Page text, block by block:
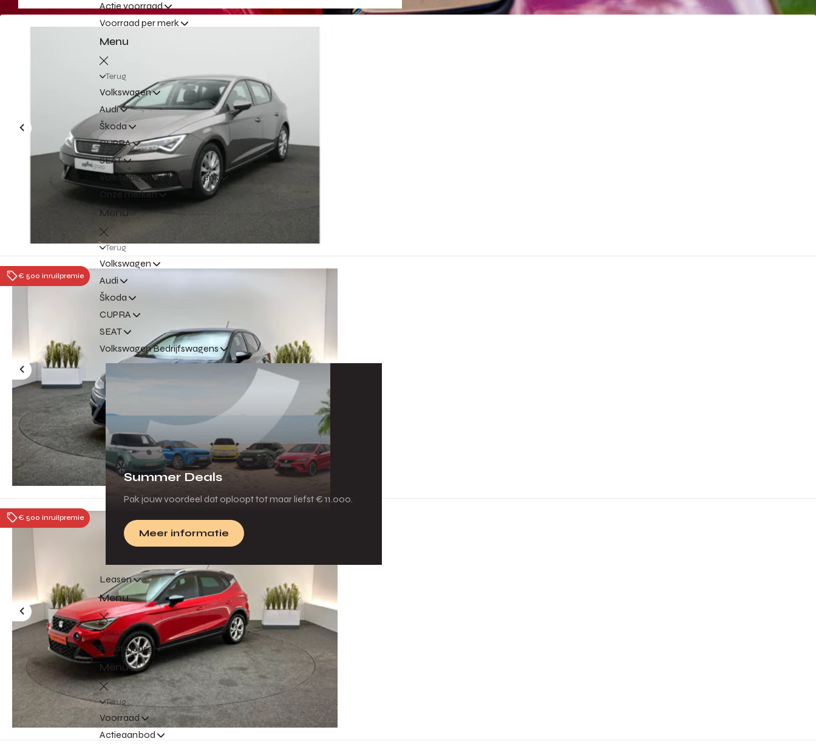
Actie voorraad
Voorraad per merk
Menu
Terug
Volkswagen
Audi
Škoda
CUPRA
SEAT
Volkswagen Bedrijfswagens
Onze merken
Menu
Terug
Volkswagen
Audi
Škoda
CUPRA
SEAT
Volkswagen Bedrijfswagens
Summer Deals
Pak jouw voordeel dat oploopt tot maar liefst € 11.000.
Meer informatie
Leasen
Menu
Terug
Private lease
Menu
Terug
Voorraad
Actieaanbod
€ 500 inruilpremie
€ 500 inruilpremie